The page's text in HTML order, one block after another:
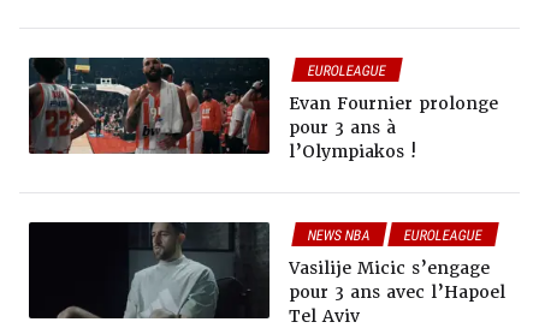
EUROLEAGUE
Evan Fournier prolonge
pour 3 ans à
l’Olympiakos !
NEWS NBA EUROLEAGUE
Vasilije Micic s’engage
pour 3 ans avec l’Hapoel
Tel Aviv